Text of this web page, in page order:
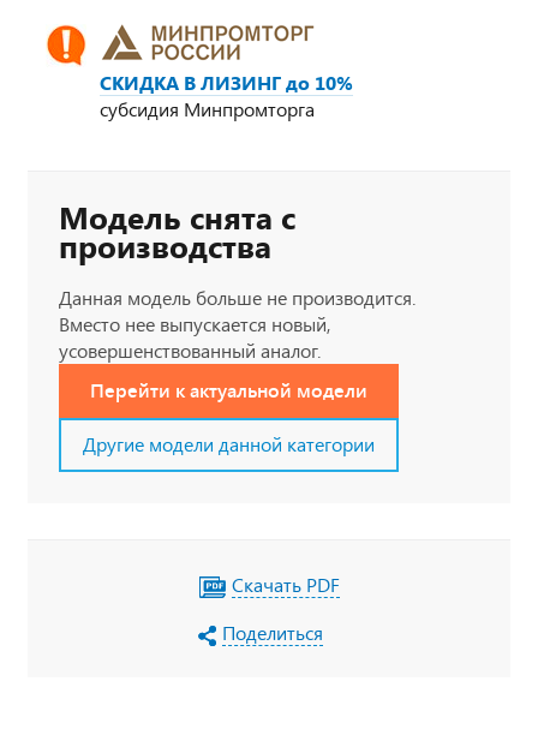
СКИДКА В ЛИЗИНГ до 10%
субсидия Минпромторга
Модель снята с
производства
Данная модель больше не производится.
Вместо нее выпускается новый,
усовершенствованный аналог.
Перейти к актуальной модели
Другие модели данной категории
Скачать PDF
Поделиться